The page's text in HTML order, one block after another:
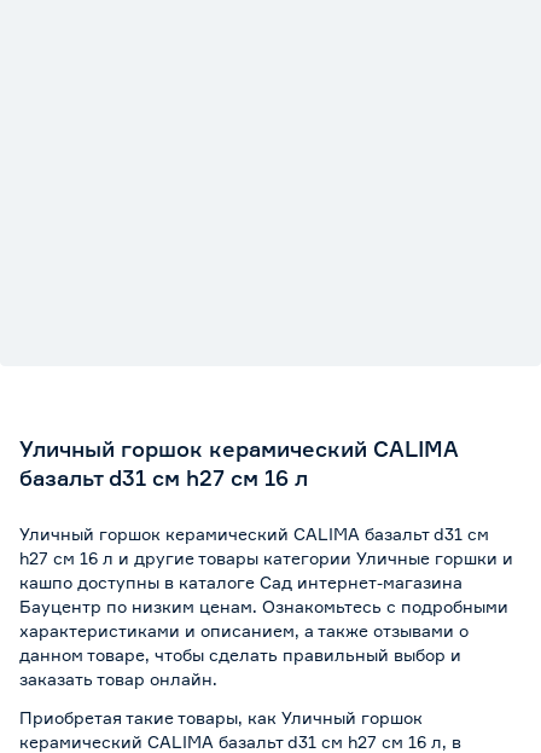
Уличный горшок керамический CALIMA
базальт d31 см h27 см 16 л
Уличный горшок керамический CALIMA базальт d31 см
h27 см 16 л и другие товары категории Уличные горшки и
кашпо доступны в каталоге Сад интернет-магазина
Бауцентр по низким ценам. Ознакомьтесь с подробными
характеристиками и описанием, а также отзывами о
данном товаре, чтобы сделать правильный выбор и
заказать товар онлайн.
Приобретая такие товары, как Уличный горшок
керамический CALIMA базальт d31 см h27 см 16 л, в